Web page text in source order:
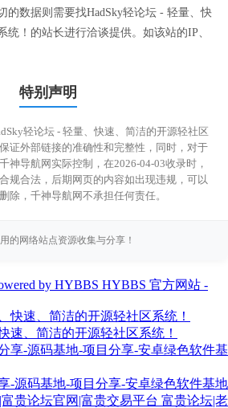
的数据则需要找HadSky轻论坛 - 轻量、快
统！的站长进行洽谈提供。如该站的IP、
特别声明
轻论坛 - 轻量、快速、简洁的开源轻社区
证外部链接的准确性和完整性，同时，对于
神导航网实际控制，在2026-04-03收录时，
规合法，后期网页的内容如出现违规，可以
除，千神导航网不承担任何责任。
的网络站点资源收集与分享！
HYBBS 官方网站 -
速、简洁的开源轻社区系统！
-源码基地-项目分享-安卓绿色软件基地
富贵论坛|老